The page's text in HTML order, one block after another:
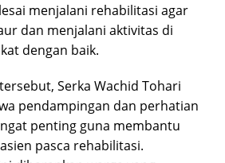
menjalani rehabilitasi agar
dan menjalani aktivitas di
dengan baik.
Serka Wachid Tohari
pendampingan dan perhatian
penting guna membantu
pasca rehabilitasi.